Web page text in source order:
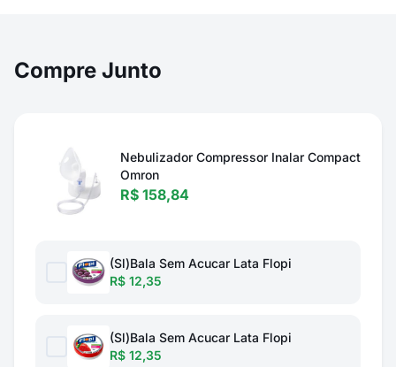
Compre Junto
Nebulizador Compressor Inalar Compact
Omron
R$ 158,84
(Sl)Bala Sem Acucar Lata Flopi
R$ 12,35
(Sl)Bala Sem Acucar Lata Flopi
R$ 12,35